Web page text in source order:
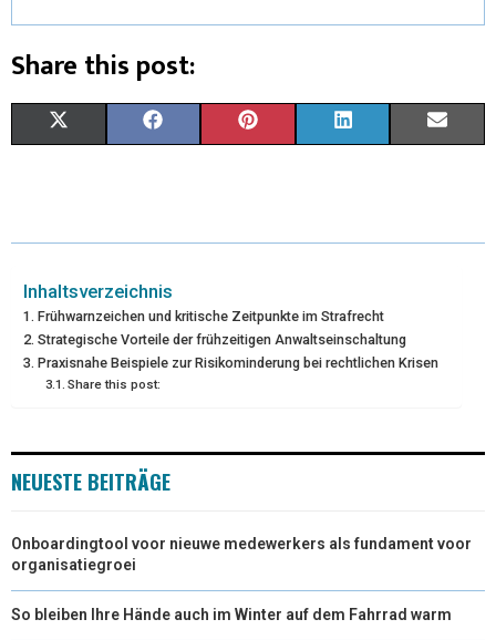
Share this post:
W
T
T
)
E
O
O
T
R
E
K
D
I
I
Inhaltsverzeichnis
Frühwarnzeichen und kritische Zeitpunkte im Strafrecht
Strategische Vorteile der frühzeitigen Anwaltseinschaltung
Praxisnahe Beispiele zur Risikominderung bei rechtlichen Krisen
Share this post:
NEUESTE BEITRÄGE
Onboardingtool voor nieuwe medewerkers als fundament voor
organisatiegroei
So bleiben Ihre Hände auch im Winter auf dem Fahrrad warm